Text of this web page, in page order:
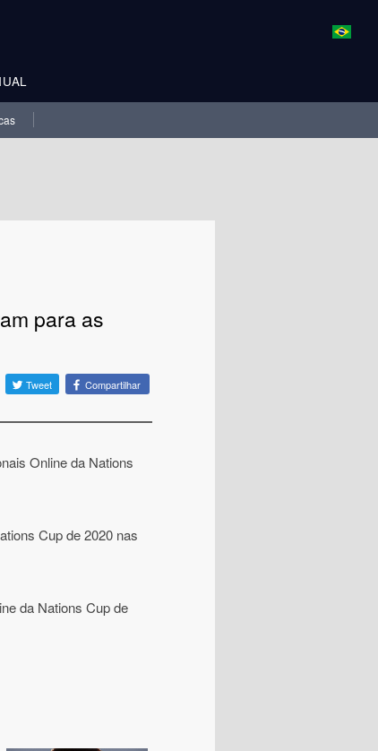
para as
Tweet Compartilhar
Online da Nations
Cup de 2020 nas
da Nations Cup de